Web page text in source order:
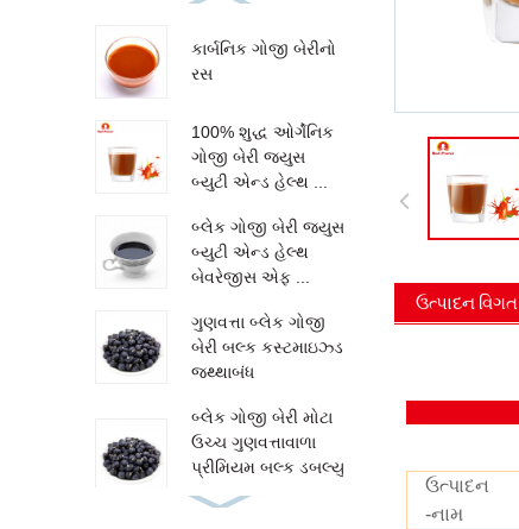
કાર્બનિક ગોજી બેરીનો
રસ
100% શુદ્ધ ઓર્ગેનિક
ગોજી બેરી જ્યુસ
બ્યુટી એન્ડ હેલ્થ ...
બ્લેક ગોજી બેરી જ્યુસ
બ્યુટી એન્ડ હેલ્થ
બેવરેજીસ એફ ...
ગુણવત્તા બ્લેક ગોજી
બેરી બલ્ક કસ્ટમાઇઝ્ડ
જથ્થાબંધ
બ્લેક ગોજી બેરી મોટા
ઉચ્ચ ગુણવત્તાવાળા
પ્રીમિયમ બલ્ક ડબલ્યુ
...
ઓર્ગેનિક રેડ ગોજી
ઉત્પાદન વિગત
ઉત્પાદન
-નામ